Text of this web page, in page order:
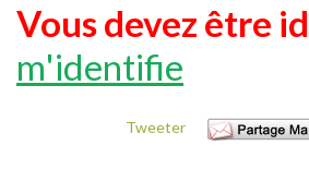
Vous devez être
m'identifie
Tweeter